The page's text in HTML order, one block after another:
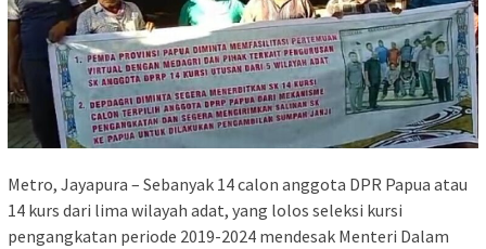
Metro, Jayapura – Sebanyak 14 calon anggota DPR Papua atau
14 kurs dari lima wilayah adat, yang lolos seleksi kursi
pengangkatan periode 2019-2024 mendesak Menteri Dalam